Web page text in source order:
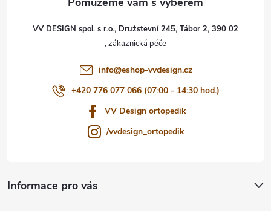
VV DESIGN spol. s r.o., Družstevní 245, Tábor 2, 390 02
info@eshop-vvdesign.cz
+420 776 077 066 (07:00 - 14:30 hod.)
VV Design ortopedik
/vvdesign_ortopedik
Informace pro vás